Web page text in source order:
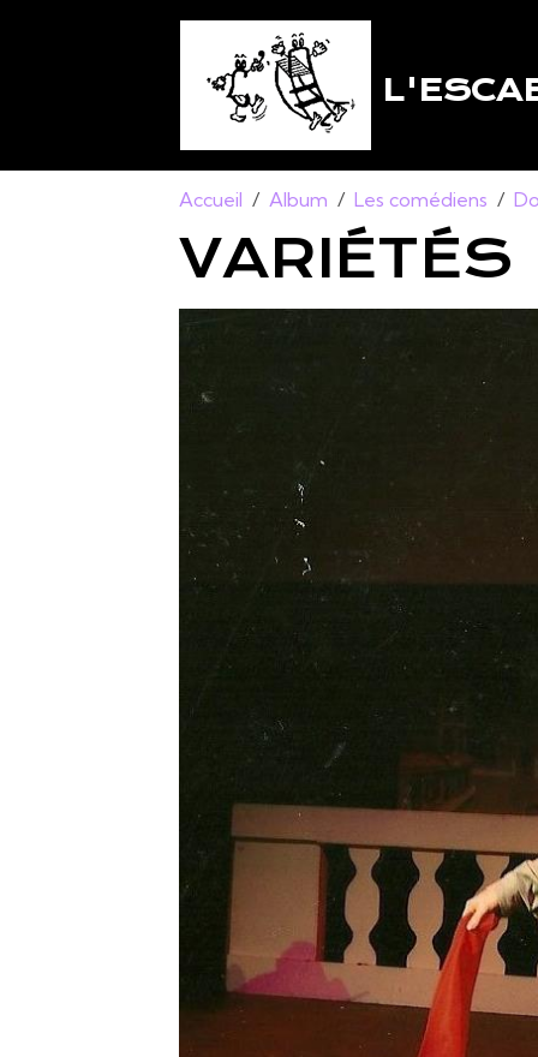
Accueil Album Les comédiens
VARIÉTÉS